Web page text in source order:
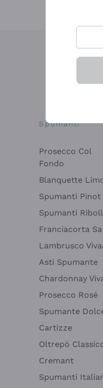
Spumanti
Prosecco Col
Fondo
Blanquette
Spumanti Pinot
Spumanti
Franciacorta
Lambrusco
Asti Spumante
Chardonnay
Prosecco Rosé
Spumante
Cartizze
Oltrepò
Cremant
Spumanti